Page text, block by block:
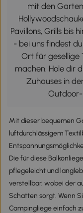
mit den
Pavillons, Grills bis
- bei uns findest
Ort für gesellige
machen. Hole dir
Zuhauses in
Outdoor-
Mit dieser bequemen
luftdurchlässigem
Die für diese
pflegeleicht und
verstellbar, wobei der
Schatten sorgt. Wenn
Campingliege einfach